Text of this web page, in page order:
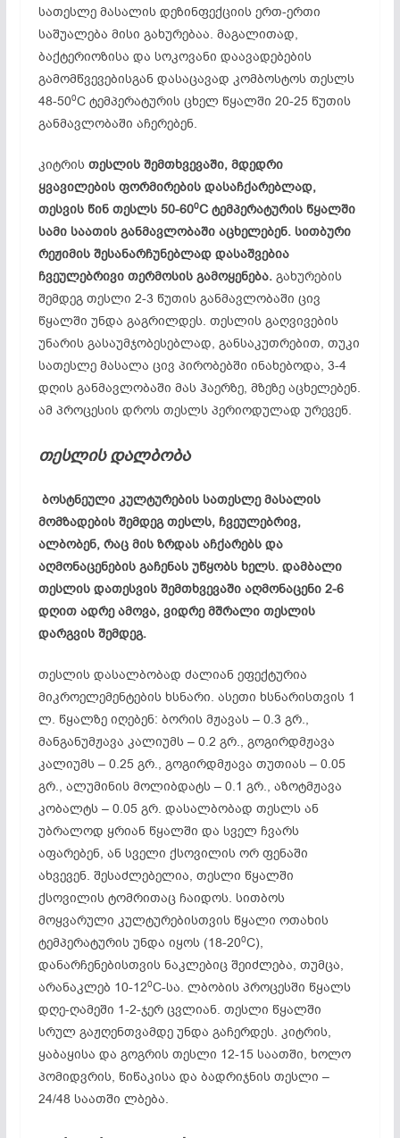
სათესლე მასალის დეზინფექციის ერთ-ერთი
საშუალება მისი გახურებაა. მაგალითად,
ბაქტერიოზისა და სოკოვანი დაავადებების
გამომწვევებისგან დასაცავად კომბოსტოს თესლს
48-500C ტემპერატურის ცხელ წყალში 20-25 წუთის
განმავლობაში აჩერებენ.
კიტრის თესლის შემთხვევაში, მდედრი
ყვავილების ფორმირების დასაჩქარებლად,
თესვის წინ თესლს 50-600C ტემპერატურის წყალში
სამი საათის განმავლობაში აცხელებენ. სითბური
რეჟიმის შესანარჩუნებლად დასაშვებია
ჩვეულებრივი თერმოსის გამოყენება.გახურების
შემდეგ თესლი 2-3 წუთის განმავლობაში ცივ
წყალში უნდა გაგრილდეს. თესლის გაღვივების
უნარის გასაუმჯობესებლად, განსაკუთრებით, თუკი
სათესლე მასალა ცივ პირობებში ინახებოდა, 3-4
დღის განმავლობაში მას ჰაერზე, მზეზე აცხელებენ.
ამ პროცესის დროს თესლს პერიოდულად ურევენ.
თესლის დალბობა
ბოსტნეული კულტურების სათესლე მასალის
მომზადების შემდეგ თესლს, ჩვეულებრივ,
ალბობენ, რაც მის ზრდას აჩქარებს და
აღმონაცენების გაჩენას უწყობს ხელს. დამბალი
თესლის დათესვის შემთხვევაში აღმონაცენი 2-6
დღით ადრე ამოვა, ვიდრე მშრალი თესლის
დარგვის შემდეგ.
თესლის დასალბობად ძალიან ეფექტურია
მიკროელემენტების ხსნარი. ასეთი ხსნარისთვის 1
ლ. წყალზე იღებენ: ბორის მჟავას – 0.3 გრ.,
მანგანუმჟავა კალიუმს – 0.2 გრ., გოგირდმჟავა
კალიუმს – 0.25 გრ., გოგირდმჟავა თუთიას – 0.05
გრ., ალუმინის მოლიბდატს – 0.1 გრ., აზოტმჟავა
კობალტს – 0.05 გრ. დასალბობად თესლს ან
უბრალოდ ყრიან წყალში და სველ ჩვარს
აფარებენ, ან სველი ქსოვილის ორ ფენაში
ახვევენ. შესაძლებელია, თესლი წყალში
ქსოვილის ტომრითაც ჩაიდოს. სითბოს
მოყვარული კულტურებისთვის წყალი ოთახის
ტემპერატურის უნდა იყოს (18-200C),
დანარჩენებისთვის ნაკლებიც შეიძლება, თუმცა,
არანაკლებ 10-120C-სა. ლბობის პროცესში წყალს
დღე-ღამეში 1-2-ჯერ ცვლიან. თესლი წყალში
სრულ გაჟღენთვამდე უნდა გაჩერდეს. კიტრის,
ყაბაყისა და გოგრის თესლი 12-15 საათში, ხოლო
პომიდვრის, წიწაკისა და ბადრიჯნის თესლი –
24/48 საათში ლბება.